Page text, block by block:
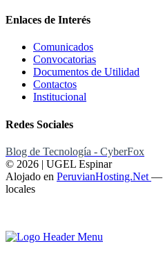
Enlaces de Interés
Comunicados
Convocatorias
Documentos de Utilidad
Contactos
Institucional
Redes Sociales
Blog de Tecnología - CyberFox
© 2026 | UGEL Espinar
Alojado en PeruvianHosting.Net —
locales